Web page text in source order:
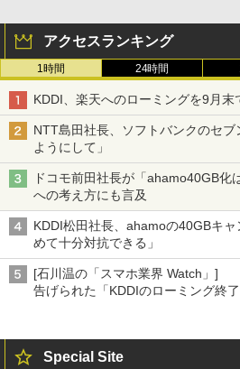
アクセスランキング
1時間 24時間
KDDI、楽天へのローミングを9月末
NTT島田社長、ソフトバンクのセ
ようにして」
ドコモ前田社長が「ahamo40GB化
への考え方にも言及
KDDI松田社長、ahamoの40GBキ
めて十分対抗できる」
[石川温の「スマホ業界 Watch」]
告げられた「KDDIのローミング終
Special Site